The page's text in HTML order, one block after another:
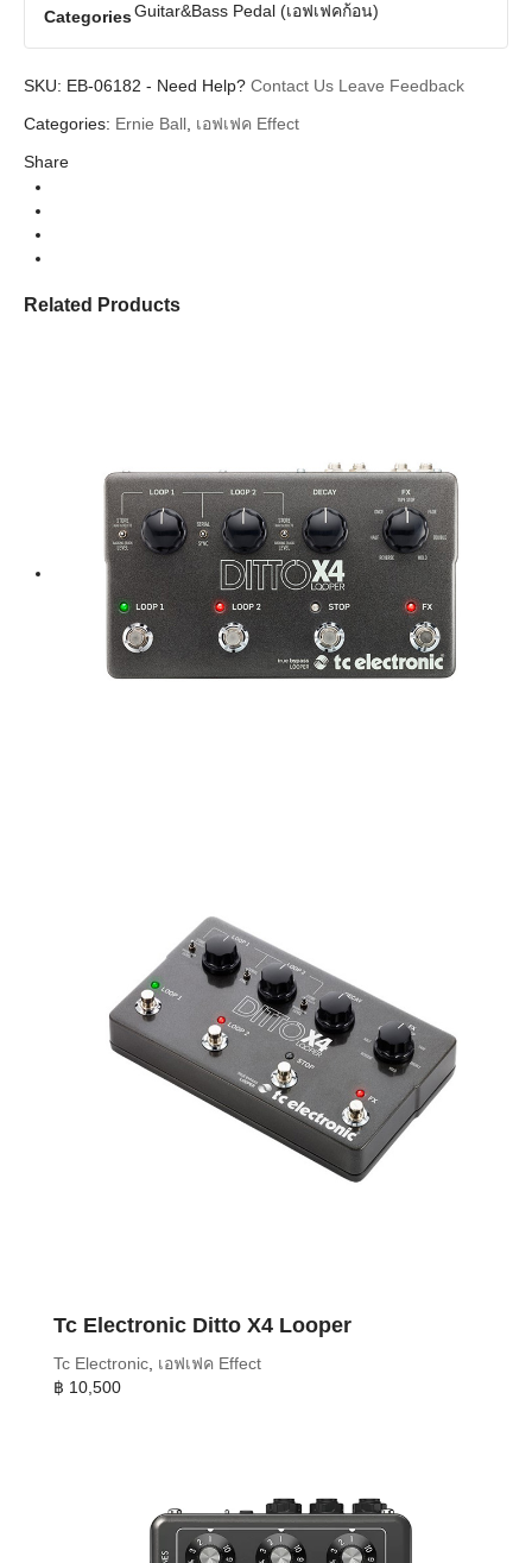
CategoriesGuitar&Bass Pedal (เอฟเฟคก้อน)
SKU: EB-06182 - Need Help? Contact Us Leave Feedback
Categories: Ernie Ball, เอฟเฟค Effect
Share
Related Products
Tc Electronic Ditto X4 Looper
Tc Electronic, เอฟเฟค Effect
฿ 10,500